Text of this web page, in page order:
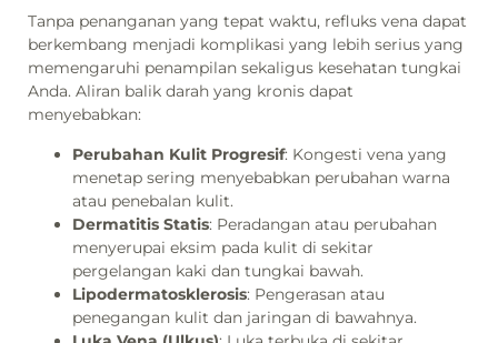
Tanpa penanganan yang tepat waktu, refluks vena dapat
berkembang menjadi komplikasi yang lebih serius yang
memengaruhi penampilan sekaligus kesehatan tungkai
Anda. Aliran balik darah yang kronis dapat
menyebabkan:
Perubahan Kulit Progresif: Kongesti vena yang
menetap sering menyebabkan perubahan warna
atau penebalan kulit.
Dermatitis Statis: Peradangan atau perubahan
menyerupai eksim pada kulit di sekitar
pergelangan kaki dan tungkai bawah.
Lipodermatosklerosis: Pengerasan atau
penegangan kulit dan jaringan di bawahnya.